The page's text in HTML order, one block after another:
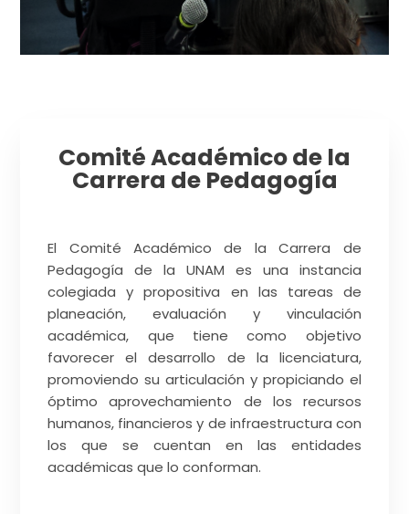
Comité Académico de la
Carrera de Pedagogía
El Comité Académico de la Carrera de
Pedagogía de la UNAM es una instancia
colegiada y propositiva en las tareas de
planeación, evaluación y vinculación
académica, que tiene como objetivo
favorecer el desarrollo de la licenciatura,
promoviendo su articulación y propiciando el
óptimo aprovechamiento de los recursos
humanos, financieros y de infraestructura con
los que se cuentan en las entidades
académicas que lo conforman.